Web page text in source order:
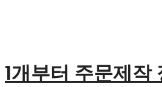
1개부터 주문제작